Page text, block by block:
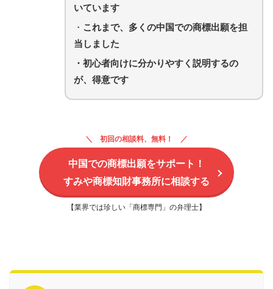
いています
・ これまで、多くの中国での商標出願を担
当しました
・初心者向けに分かりやすく説明するの
が、得意です
初回の相談料、無料！
中国での商標出願をサポート！
すみや商標知財事務所に相談する
【業界では珍しい「商標専門」の弁理士】